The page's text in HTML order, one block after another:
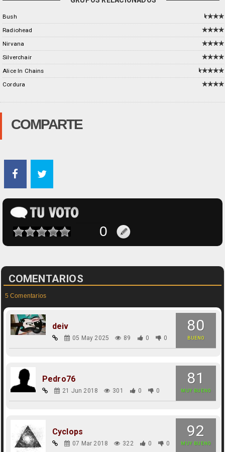
Bush
Radiohead
Nirvana
Silverchair
Alice In Chains
Cordura
COMPARTE
COMENTARIOS
5 Comentarios
80
BUENO
deiv
05 May 2025 89 0 0
81
MUY BUENO
Pedro76
21 Jun 2018 301 0 0
92
MUY BUENO
Cyclops
07 Mar 2018 322 0 0